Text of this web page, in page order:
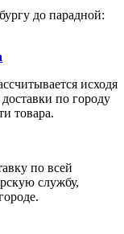
до парадной:
исходя
по городу
товара.
по всей
службу,